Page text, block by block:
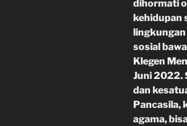
dihormati
kehidupan
sosial
Klegen
Juni 2022.
dan
Pancasila,
agama,